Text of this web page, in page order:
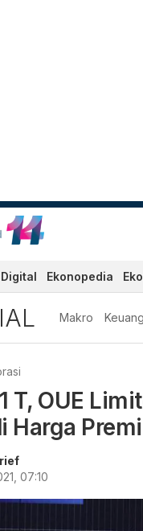
Digital Ekonopedia
Makro
T, OUE
Harga
07:10